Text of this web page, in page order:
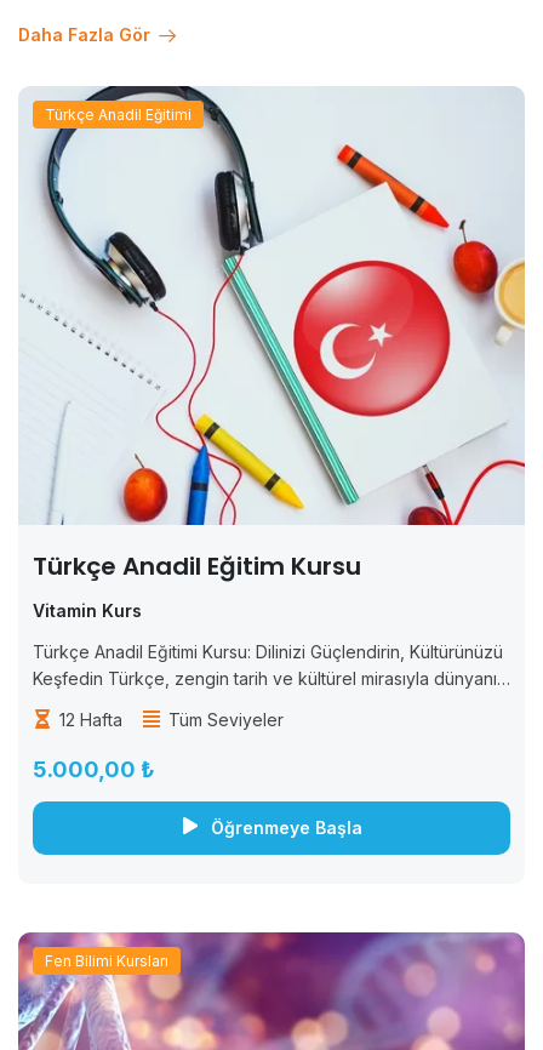
Daha Fazla Gör
Türkçe Anadil Eğitimi
Türkçe Anadil Eğitim Kursu
Vitamin Kurs
Türkçe Anadil Eğitimi Kursu: Dilinizi Güçlendirin, Kültürünüzü
Keşfedin Türkçe, zengin tarih ve kültürel mirasıyla dünyanın
dikkat çeken dillerinden biridir. “Türkçe Anadil Eğitimi
Kursu” ile dilinizi güçlendirin. İletişim becerilerinizi geliştirin
ve...
12 Hafta Tüm Seviyeler
5.000,00 ₺
Öğrenmeye Başla
Fen Bilimi Kursları